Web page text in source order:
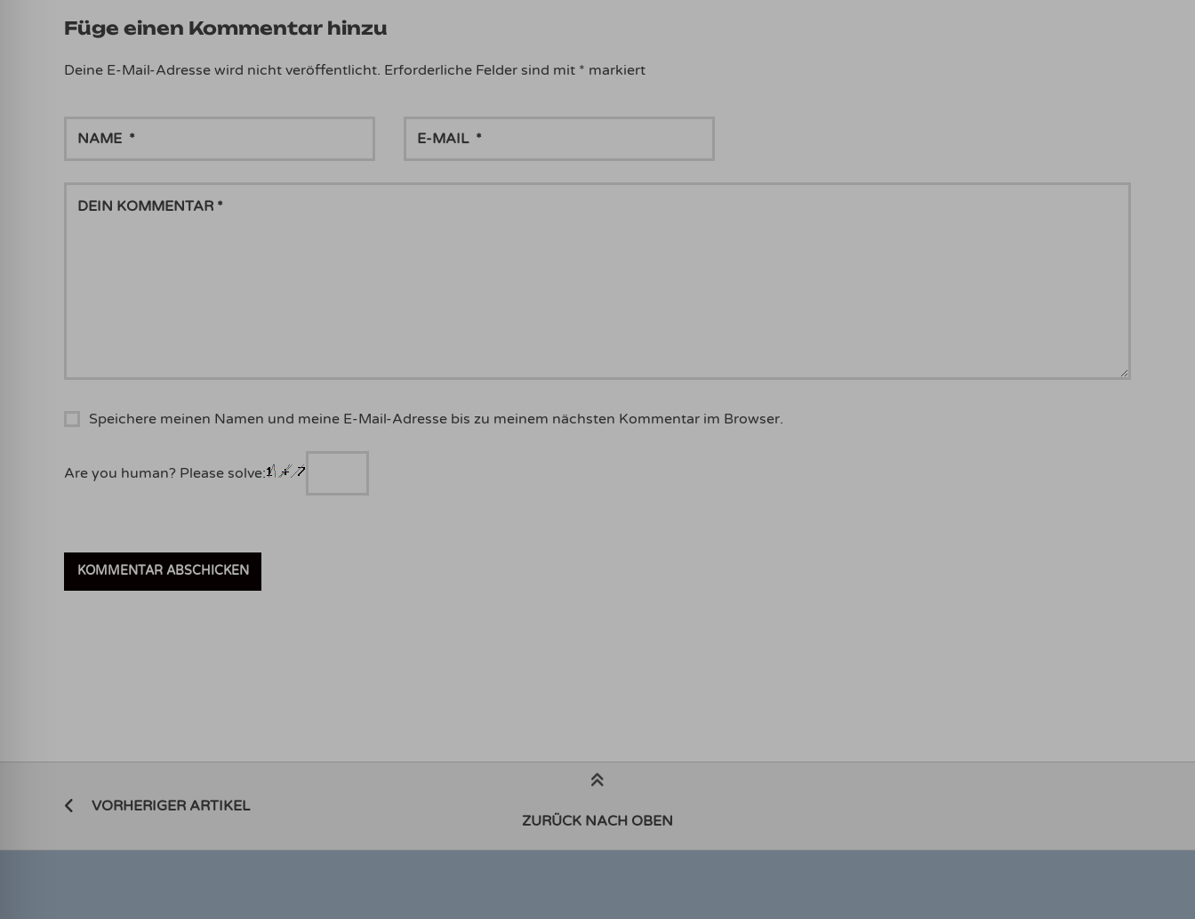
Füge einen Kommentar hinzu
Deine E-Mail-Adresse wird nicht veröffentlicht. Erforderliche Felder sind mit * markiert
MAIL
KOMMENTAR
Speichere meinen Namen und meine E-Mail-Adresse bis zu meinem nächsten Kommentar im Browser.
Are you human? Please solve:
VORHERIGER ARTIKEL
ZURÜCK NACH OBEN